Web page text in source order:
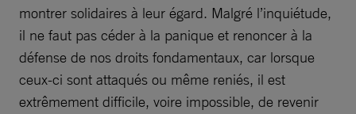
montrer solidaires à leur égard. Malgré l’inquiétude,
il ne faut pas céder à la panique et renoncer à la
défense de nos droits fondamentaux, car lorsque
ceux-ci sont attaqués ou même reniés, il est
extrêmement difficile, voire impossible, de revenir